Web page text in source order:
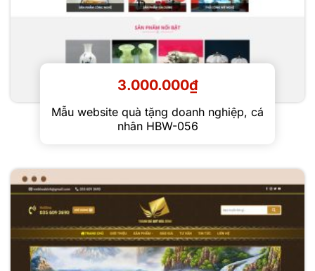
Mẫu website quà tặng doanh nghiệp, cá
nhân HBW-056
3.000.000₫